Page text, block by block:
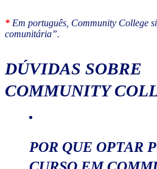
* Em português, Community College
comunitária”.
DÚVIDAS SOBRE
COMMUNITY
POR QUE OPTAR